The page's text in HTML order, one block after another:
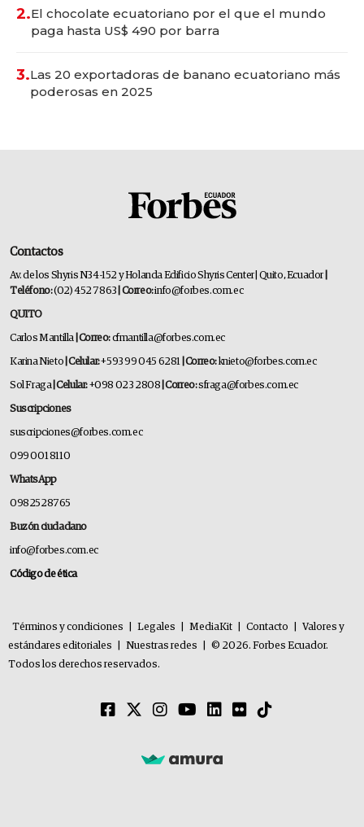
2.El chocolate ecuatoriano por el que el mundo
paga hasta US$ 490 por barra
3.Las 20 exportadoras de banano ecuatoriano más
poderosas en 2025
Contactos
Av. de los Shyris N34-152 y Holanda Edificio Shyris Center | Quito, Ecuador
Teléfono:(02) 452 7863 | Correo:info@forbes.com.ec
QUITO
Carlos Mantilla | Correo:cfmantilla@forbes.com.ec
Karina Nieto | Celular:+593 99 045 6281 | Correo:knieto@forbes.com.ec
Sol Fraga| Celular:+098 023 2808 | Correo:sfraga@forbes.com.ec
Suscripciones
suscripciones@forbes.com.ec
099 001 8110
WhatsApp
0982528765
Buzón ciudadano
info@forbes.com.ec
Código de ética
Términos y condiciones Legales MediaKit Contacto
Valores y
estándares editoriales
Nuestras redes
© 2026. Forbes Ecuador.
Todos los derechos reservados.